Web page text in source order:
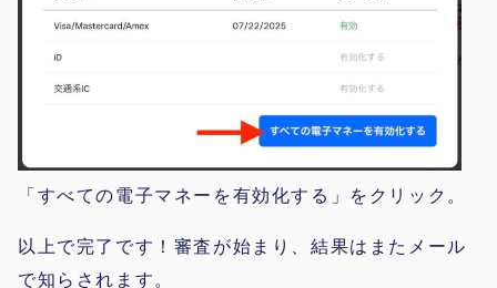
「すべての電子マネーを有効化する」をクリック。
以上で完了です！審査が始まり、結果はまたメール
で知らされます。